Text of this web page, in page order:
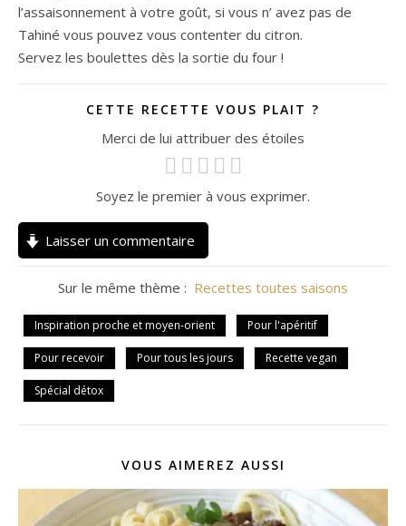
l’assaisonnement à votre goût, si vous n’ avez pas de
Tahiné vous pouvez vous contenter du citron.
Servez les boulettes dès la sortie du four !
CETTE RECETTE VOUS PLAIT ?
Merci de lui attribuer des étoiles
Soyez le premier à vous exprimer.
Laisser un commentaire
Sur le même thème : Recettes toutes saisons
Inspiration proche et moyen-orient Pour l'apéritif
Pour recevoir Pour tous les jours Recette vegan
Spécial détox
VOUS AIMEREZ AUSSI